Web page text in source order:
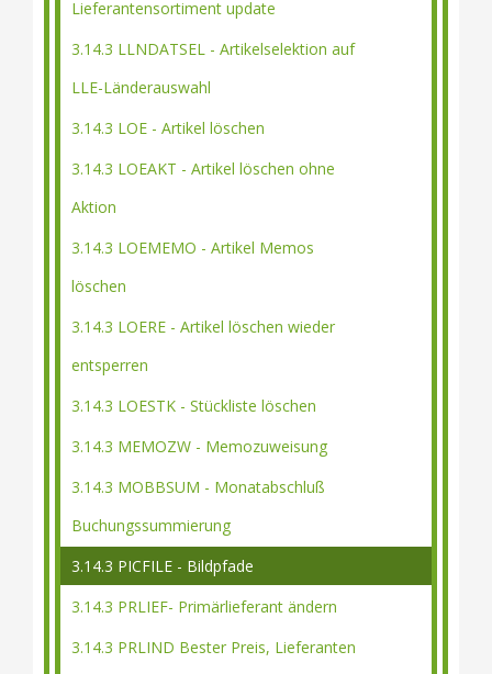
Lieferantensortiment update
3.14.3 LLNDATSEL - Artikelselektion auf
LLE-Länderauswahl
3.14.3 LOE - Artikel löschen
3.14.3 LOEAKT - Artikel löschen ohne
Aktion
3.14.3 LOEMEMO - Artikel Memos
löschen
3.14.3 LOERE - Artikel löschen wieder
entsperren
3.14.3 LOESTK - Stückliste löschen
3.14.3 MEMOZW - Memozuweisung
3.14.3 MOBBSUM - Monatabschluß
Buchungssummierung
3.14.3 PICFILE - Bildpfade
3.14.3 PRLIEF- Primärlieferant ändern
3.14.3 PRLIND Bester Preis, Lieferanten